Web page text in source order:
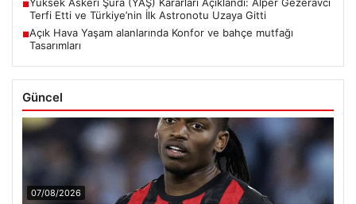
ALTIN --
BTC
Son Eklenen Haberler
Galatasaray’dan Rafael Leao Çılgınlığı: Resmi Anlaşma Çok
Yakın
Antalya’daki yolsuzluk soruşturmasında iki yeni gözaltı
■Bahçeli’den çerçeve yasa açıklaması: Bin yıllık kardeşliğimiz
tescillendi